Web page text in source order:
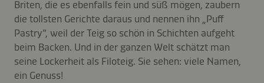
Briten, die es ebenfalls fein und süß mögen, zaubern
die tollsten Gerichte daraus und nennen ihn „Puff
Pastry”, weil der Teig so schön in Schichten aufgeht
beim Backen. Und in der ganzen Welt schätzt man
seine Lockerheit als Filoteig. Sie sehen: viele Namen,
ein Genuss!